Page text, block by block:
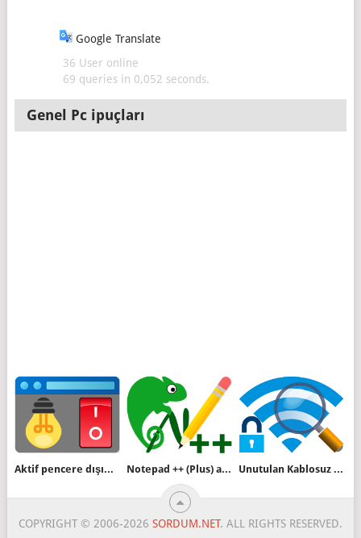
Google Translate
36 User online
69 queries in 0,052 seconds.
Genel Pc ipuçları
Aktif pencere dışındaki herşey kararsın Notepad ++ (Plus) arayüz dili nasıl değiştirilir Unutulan Kablosuz ağ şifresini programsız bulun
COPYRIGHT © 2006-2026 SORDUM.NET. ALL RIGHTS RESERVED.